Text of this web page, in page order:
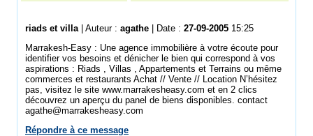
riads et villa| Auteur : agathe | Date : 27-09-2005 15:25
Marrakesh-Easy : Une agence immobilière à votre écoute pour
identifier vos besoins et dénicher le bien qui correspond à vos
aspirations : Riads , Villas , Appartements et Terrains ou même
commerces et restaurants Achat // Vente // Location N’hésitez
pas, visitez le site www.marrakesheasy.com et en 2 clics
découvrez un aperçu du panel de biens disponibles. contact
agathe@marrakesheasy.com
Répondre à ce message